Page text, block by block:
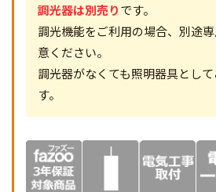
調光器は別売りです。
調光機能をご利用の場合、別途
意ください。
調光器がなくても照明器具とし
す。